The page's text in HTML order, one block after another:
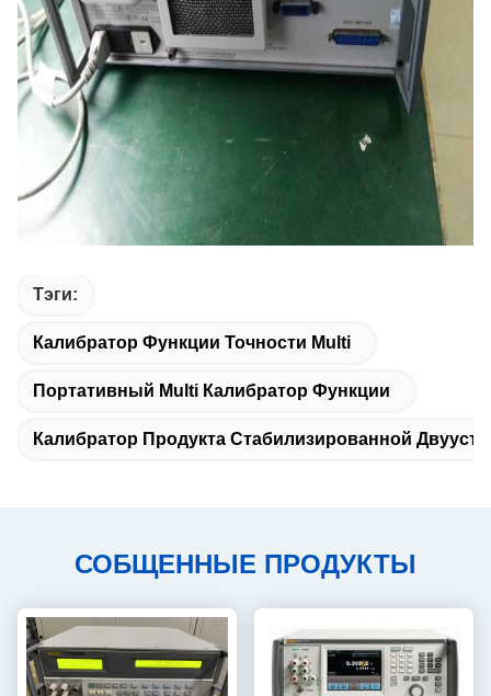
Тэги:
Калибратор Функции Точности Multi
Портативный Multi Калибратор Функции
Калибратор Продукта Стабилизированной
СОБЩЕННЫЕ ПРОДУКТЫ